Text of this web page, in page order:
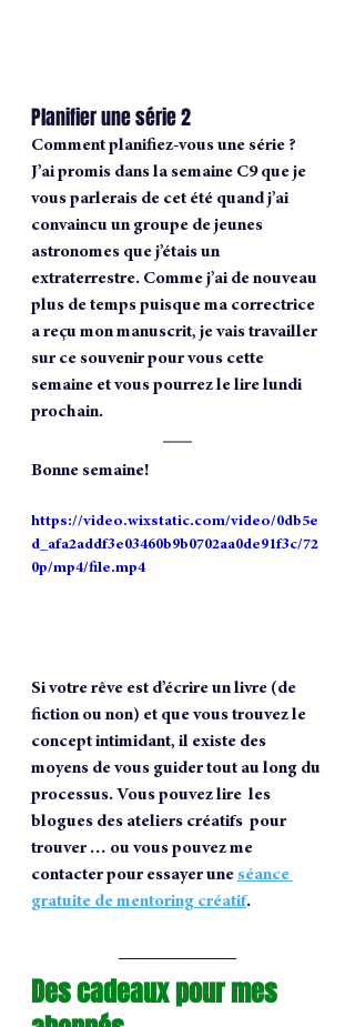
Planifier une série 2
Comment planifiez-vous une série ?
J’ai promis dans la semaine C9 que je
vous parlerais de cet été quand j’ai
convaincu un groupe de jeunes
astronomes que j’étais un
extraterrestre. Comme j’ai de nouveau
plus de temps puisque ma correctrice
a reçu mon manuscrit, je vais travailler
sur ce souvenir pour vous cette
semaine et vous pourrez le lire lundi
prochain.
Bonne semaine!
https://video.wixstatic.com/video/0db5e
d_afa2addf3e03460b9b0702aa0de91f3c/72
0p/mp4/file.mp4
Si votre rêve est d’écrire un livre (de
fiction ou non) et que vous trouvez le
concept intimidant, il existe des
moyens de vous guider tout au long du
processus. Vous pouvez lire  les
blogues des ateliers créatifs  pour
trouver … ou vous pouvez me
contacter pour essayer une séance
gratuite de mentoring créatif.
Des cadeaux pour mes